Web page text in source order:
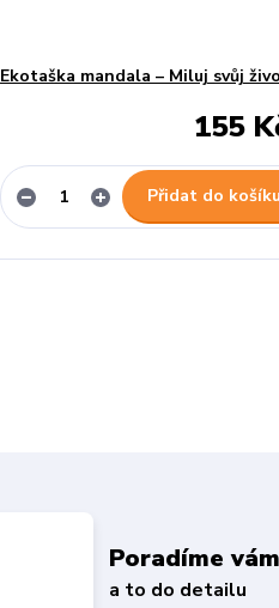
Ekotaška mandala – Miluj svůj
155
Přidat do košíku
Poradíme vám
a to do detailu